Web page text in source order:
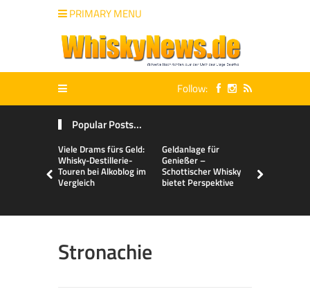
PRIMARY MENU
Follow:
Popular Posts...
Viele Drams fürs Geld:
Whisky-Destillerie-
Touren bei Alkoblog im
Vergleich
Geldanlage für
Genießer –
Schottischer Whisky
bietet Perspektive
Stronachie